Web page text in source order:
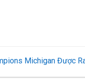
Michigan Được